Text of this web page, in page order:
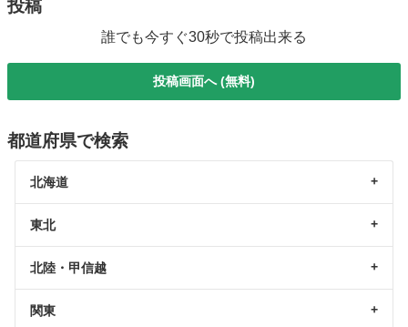
投稿
誰でも今すぐ30秒で投稿出来る
投稿画面へ (無料)
都道府県で検索
北海道
東北
北陸・甲信越
関東